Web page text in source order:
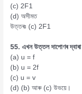
(c) 2F1
(d) অসীমত
উত্তৰঃ (c) 2F1
55. এখন উত্তল দাপোণৰ
(a) u = f
(b) u = 2f
(c) u = v
(d) (b) আৰু (c) উভয়ে।